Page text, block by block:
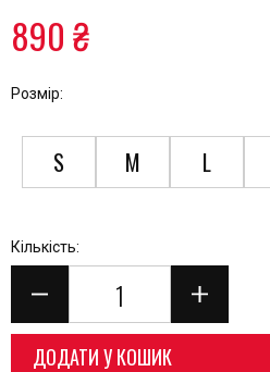
890 ₴
Розмір:
S M L
Кількість:
ДОДАТИ У КОШИК